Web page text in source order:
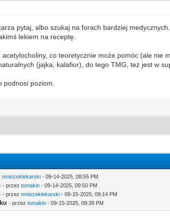
pytaj, albo szukaj na forach bardziej
lekiem na receptę.
co teoretycznie może pomóc (ale
(jajka, kalafior), do tego TMG, też jest w
podnosi poziom.
mniszeklekarski - 09-14-2025, 08:55 PM
- przeztomakin - 09-14-2025, 09:50 PM
- przezmniszeklekarski - 09-15-2025, 09:14 PM
- przeztomakin - 09-15-2025, 09:39 PM